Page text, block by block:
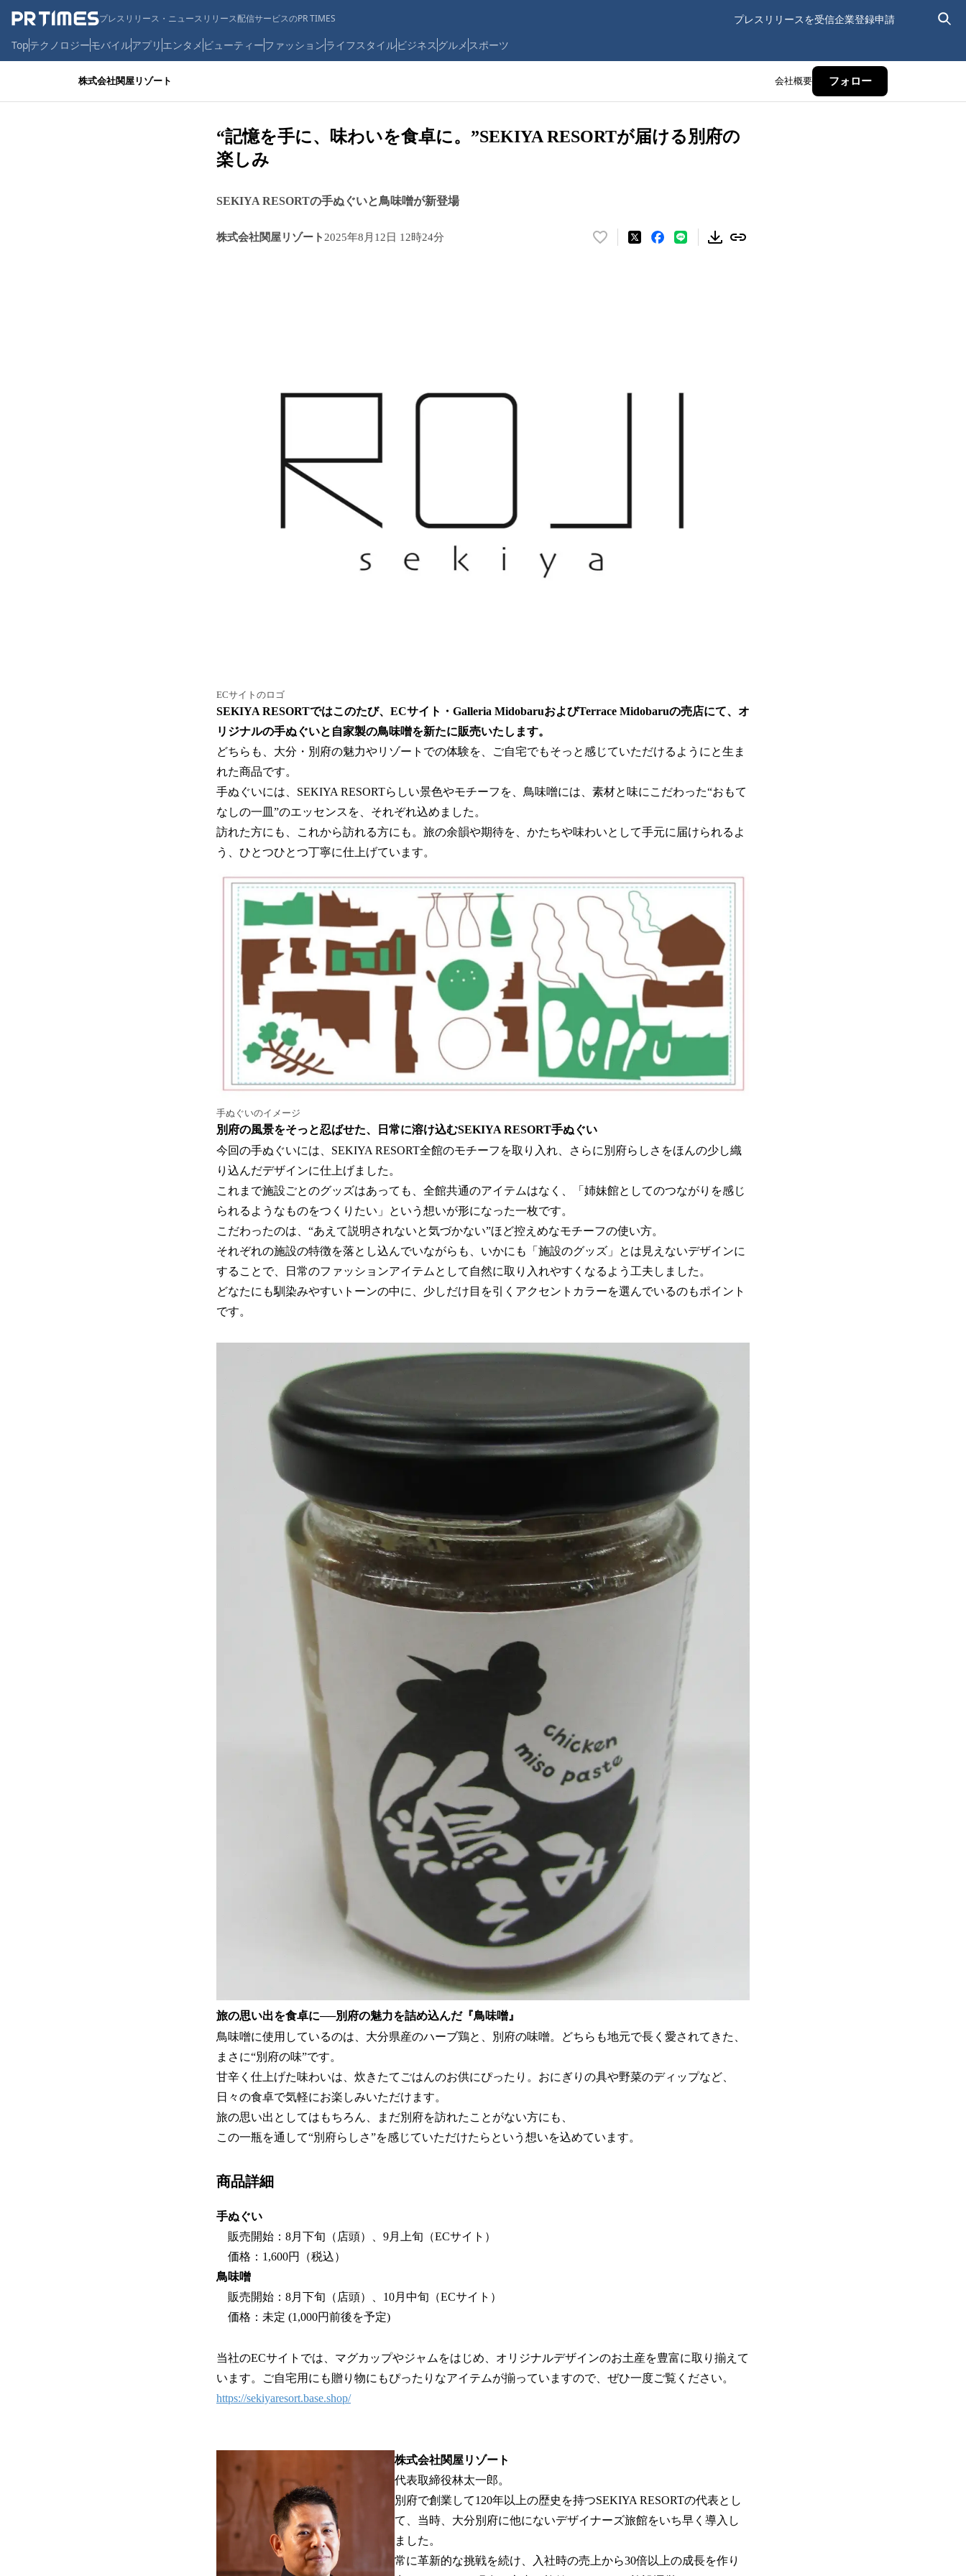
プレスリリース・ニュースリリース配信サービスのPR TIMES プレスリリースを受信企業登録申請
Topテクノロジーモバイルアプリ エンタメ ビューティーファッションライフスタイルビジネス グルメ スポーツ
株式会社関屋リゾート 会社概要 フォロー
“記憶を手に、味わいを食卓に。”SEKIYA RESORTが届ける別府の
楽しみ
SEKIYA RESORTの手ぬぐいと鳥味噌が新登場
株式会社関屋リゾート 2025年8月12日 12時24分
い
ECサイトのロゴ
SEKIYA RESORTではこのたび、ECサイト・Galleria MidobaruおよびTerrace Midobaruの売店にて、オ
リジナルの手ぬぐいと自家製の鳥味噌を新たに販売いたします。
どちらも、大分・別府の魅力やリゾートでの体験を、ご自宅でもそっと感じていただけるようにと生ま
れた商品です。
手ぬぐいには、SEKIYA RESORTらしい景色やモチーフを、鳥味噌には、素材と味にこだわった“おもて
なしの一皿”のエッセンスを、それぞれ込めました。
訪れた方にも、これから訪れる方にも。旅の余韻や期待を、かたちや味わいとして手元に届けられるよ
う、ひとつひとつ丁寧に仕上げています。
手ぬぐいのイメージ
別府の風景をそっと忍ばせた、日常に溶け込むSEKIYA RESORT手ぬぐい
今回の手ぬぐいには、SEKIYA RESORT全館のモチーフを取り入れ、さらに別府らしさをほんの少し織
り込んだデザインに仕上げました。
これまで施設ごとのグッズはあっても、全館共通のアイテムはなく、「姉妹館としてのつながりを感じ
られるようなものをつくりたい」という想いが形になった一枚です。
こだわったのは、“あえて説明されないと気づかない”ほど控えめなモチーフの使い方。
それぞれの施設の特徴を落とし込んでいながらも、いかにも「施設のグッズ」とは見えないデザインに
することで、日常のファッションアイテムとして自然に取り入れやすくなるよう工夫しました。
どなたにも馴染みやすいトーンの中に、少しだけ目を引くアクセントカラーを選んでいるのもポイント
です。
旅の思い出を食卓に──別府の魅力を詰め込んだ『鳥味噌』
鳥味噌に使用しているのは、大分県産のハーブ鶏と、別府の味噌。どちらも地元で長く愛されてきた、
まさに“別府の味”です。
甘辛く仕上げた味わいは、炊きたてごはんのお供にぴったり。おにぎりの具や野菜のディップなど、
日々の食卓で気軽にお楽しみいただけます。
旅の思い出としてはもちろん、まだ別府を訪れたことがない方にも、
この一瓶を通して“別府らしさ”を感じていただけたらという想いを込めています。
商品詳細
手ぬぐい
販売開始：8月下旬（店頭）、9月上旬（ECサイト）
価格：1,600円（税込）
鳥味噌
販売開始：8月下旬（店頭）、10月中旬（ECサイト）
価格：未定 (1,000円前後を予定)
当社のECサイトでは、マグカップやジャムをはじめ、オリジナルデザインのお土産を豊富に取り揃えて
います。ご自宅用にも贈り物にもぴったりなアイテムが揃っていますので、ぜひ一度ご覧ください。
https://sekiyaresort.base.shop/
株式会社関屋リゾート
代表取締役林太一郎。
別府で創業して120年以上の歴史を持つSEKIYA RESORTの代表とし
て、当時、大分別府に他にないデザイナーズ旅館をいち早く導入し
ました。
常に革新的な挑戦を続け、入社時の売上から30倍以上の成長を作り